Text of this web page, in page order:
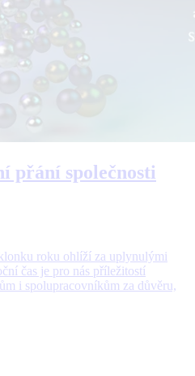
přání společnosti
roku ohlíží za uplynulými
čas je pro nás příležitostí
i spolupracovníkům za důvěru,